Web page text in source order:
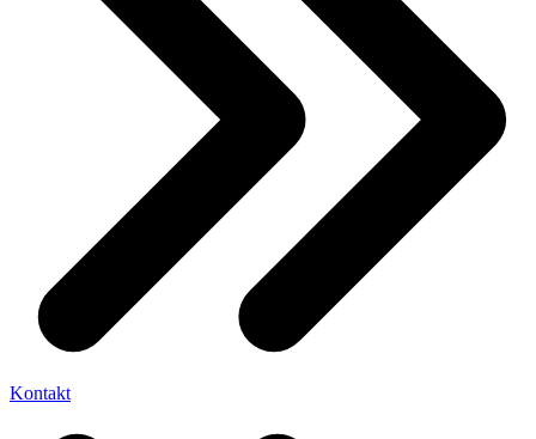
Kontakt